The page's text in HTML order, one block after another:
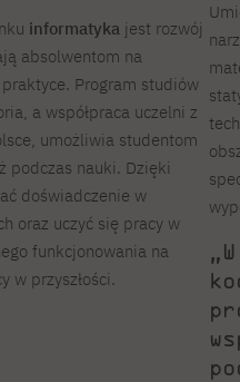
informatykajest rozwój
absolwentom na
Program studiów
a współpraca uczelni z
umożliwia studentom
podczas nauki. Dzięki
doświadczenie w
oraz uczyć się pracy w
funkcjonowania na
w przyszłości.